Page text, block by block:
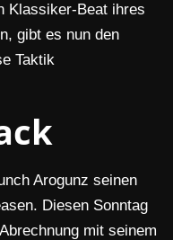
Klassiker-Beat ihres
gibt es nun den
Taktik
Arogunz seinen
Diesen Sonntag
mit seinem